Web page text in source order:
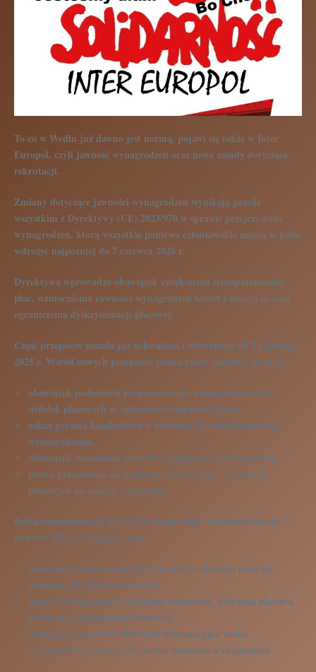
To co w Wedlu już dawno jest normą, pojawi się także w Inter
Europol, czyli jawność wynagrodzeń oraz nowe zasady dotyczące
rekrutacji.
Zmiany dotyczące jawności wynagrodzeń wynikają przede
wszystkim z Dyrektywy (UE) 2023/970 w sprawie przejrzystości
wynagrodzeń, którą wszystkie państwa członkowskie muszą w pełni
wdrożyć najpóźniej do 7 czerwca 2026 r.
Dyrektywa wprowadza obowiązek zwiększenia transparentności
płac, wzmocnienia równości wynagrodzeń kobiet i mężczyzn oraz
ograniczenia dyskryminacji płacowej.
Część przepisów została już uchwalona i obowiązuje od 24 grudnia
2025 r. Wśród nowych przepisów prawa pracy znajduje się m.in.:
obowiązek podawania proponowanego wynagrodzenia lub
widełek płacowych w ogłoszeniach rekrutacyjnych,
zakaz pytania kandydatów o wysokość ich dotychczasowego
wynagrodzenia,
obowiązek stosowania neutralnych płciowo nazw stanowisk,
prawo pracownika do uzyskania informacji o widełkach
płacowych na danym stanowisku.
Pełna implementacja dyrektywy musi zostać wprowadzona do 7
czerwca 2026 r. i obejmie m.in.:
obowiązki raportowania luki płacowej w firmach powyżej
określonej liczby pracowników,
audyty wynagrodzeń i działania naprawcze, jeśli luka płacowa
przekracza dopuszczalne wartości,
bardziej szczegółowe obowiązki informacyjne wobec
pracowników odnośnie kryteriów ustalania wynagrodzeń